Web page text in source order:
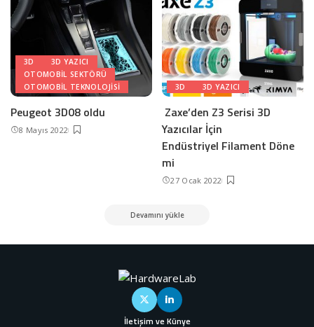
3D
3D YAZICI
OTOMOBIL SEKTÖRÜ
OTOMOBIL TEKNOLOJISI
Peugeot 3D08 oldu
8 Mayıs 2022
3D 3D YAZICI
Zaxe’den Z3 Serisi 3D
Yazıcılar İçin
Endüstriyel Filament Döne
mi
27 Ocak 2022
Devamını yükle
İletişim ve Künye